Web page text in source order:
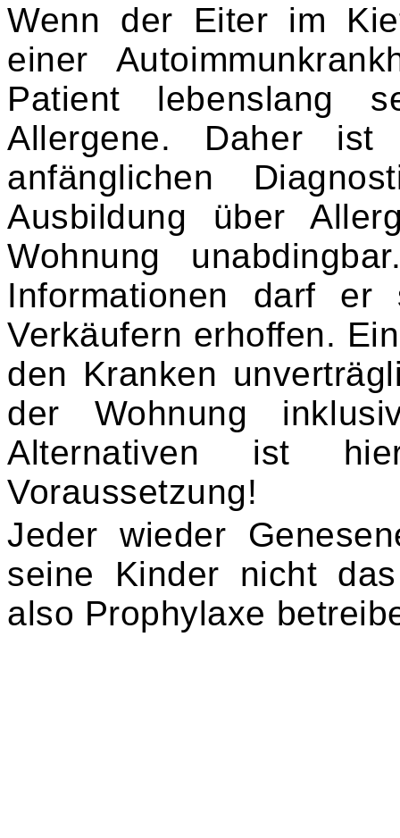
Wenn der Eiter im
einer
Patient lebenslang
Allergene. Daher ist
anfänglichen
Ausbildung über
Wohnung
Informationen darf
Verkäufern erhoffen.
den Kranken
der Wohnung
Alternativen ist
Voraussetzung!
Jeder wieder
seine Kinder nicht
also Prophylaxe